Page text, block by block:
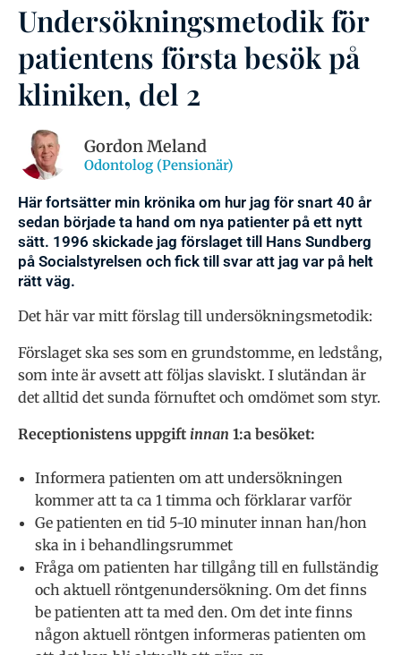
Undersökningsmetodik för
patientens första besök på
kliniken, del 2
Gordon Meland
Odontolog (Pensionär)
Här fortsätter min krönika om hur jag för snart 40 år
sedan började ta hand om nya patienter på ett nytt
sätt. 1996 skickade jag förslaget till Hans Sundberg
på Socialstyrelsen och fick till svar att jag var på helt
rätt väg.
Det här var mitt förslag till undersökningsmetodik:
Förslaget ska ses som en grundstomme, en ledstång,
som inte är avsett att följas slaviskt. I slutändan är
det alltid det sunda förnuftet och omdömet som styr.
Receptionistens uppgift innan 1:a besöket:
Informera patienten om att undersökningen
kommer att ta ca 1 timma och förklarar varför
Ge patienten en tid 5-10 minuter innan han/hon
ska in i behandlingsrummet
Fråga om patienten har tillgång till en fullständig
och aktuell röntgenundersökning. Om det finns
be patienten att ta med den. Om det inte finns
någon aktuell röntgen informeras patienten om